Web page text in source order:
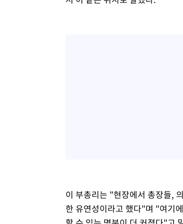
이 부총리는 "현장에서 총장들,
한 유연성이라고 했다"며 "여기